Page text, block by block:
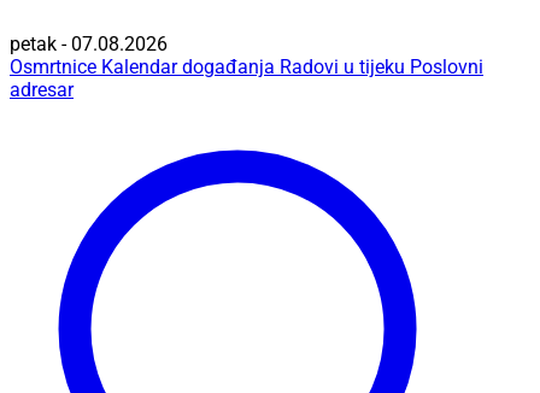
petak - 07.08.2026
Osmrtnice Kalendar događanja Radovi u tijeku Poslovni
adresar